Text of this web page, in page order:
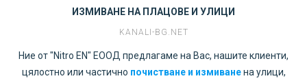
ИЗМИВАНЕ НА ПЛАЦОВЕ И УЛИЦИ
KANALI-BG.NET
Ние от "Nitro EN" ЕООД предлагаме на Вас, нашите клиенти,
цялостно или частично почистване и измиванена улици,